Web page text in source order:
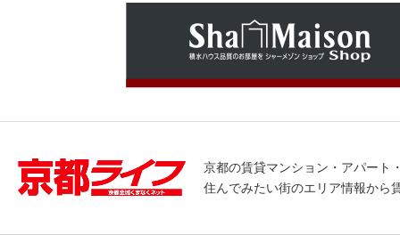
京都の賃貸マンション・アパート
住んでみたい街のエリア情報から